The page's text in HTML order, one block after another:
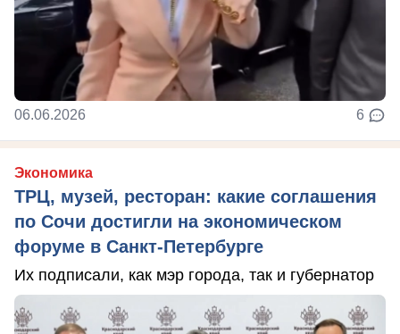
06.06.2026 6
Экономика
ТРЦ, музей, ресторан: какие соглашения
по Сочи достигли на экономическом
форуме в Санкт-Петербурге
Их подписали, как мэр города, так и губернатор